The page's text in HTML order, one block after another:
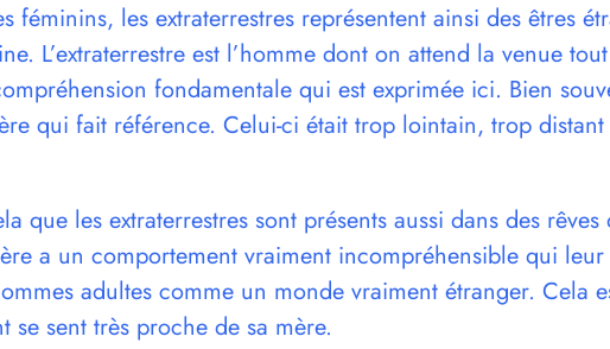
féminins, les extraterrestres représentent ainsi des êtres
L’extraterrestre est l’homme dont on attend la venue
fondamentale qui est exprimée ici. Bien
qui fait référence. Celui-ci était trop lointain, trop distant
que les extraterrestres sont présents aussi dans des
a un comportement vraiment incompréhensible qui
adultes comme un monde vraiment étranger. Cela
se sent très proche de sa mère.